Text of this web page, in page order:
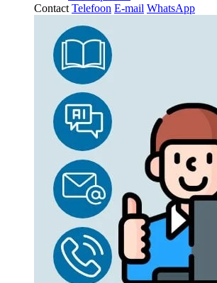
Contact Telefoon E-mail WhatsApp